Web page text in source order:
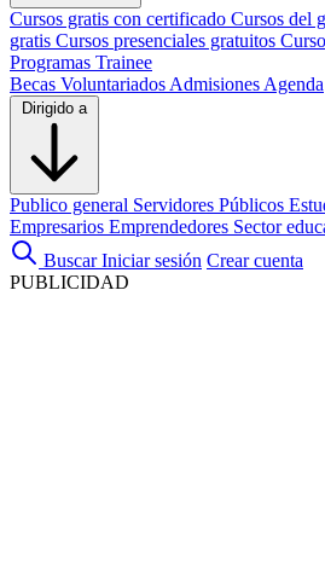
Cursos gratis con certificado Cursos del
gratis Cursos presenciales gratuitos
Programas Trainee
Becas Voluntariados Admisiones Agenda
Dirigido a
Publico general Servidores Públicos
Empresarios Emprendedores Sector
Buscar Iniciar sesión Crear cuenta
PUBLICIDAD